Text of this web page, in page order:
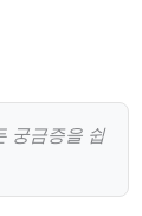
궁금증을 쉽